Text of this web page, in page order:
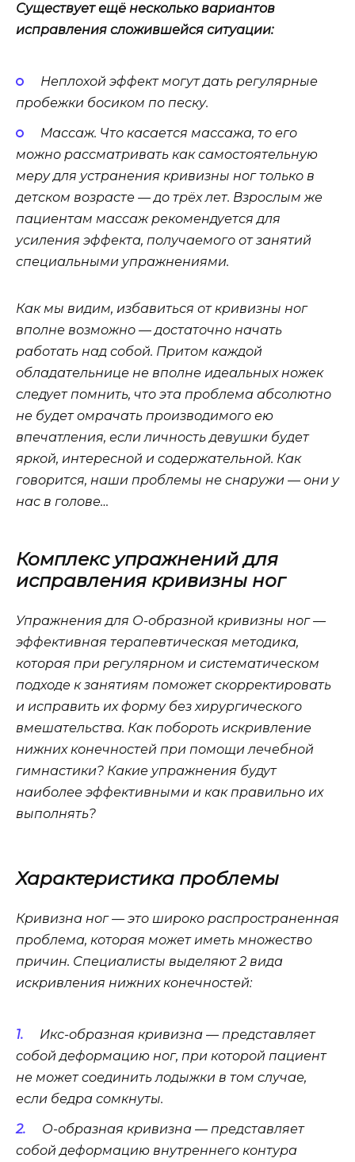
Существует ещё несколько вариантов
исправления сложившейся ситуации:
Неплохой эффект могут дать регулярные
пробежки босиком по песку.
Массаж. Что касается массажа, то его
можно рассматривать как самостоятельную
меру для устранения кривизны ног только в
детском возрасте — до трёх лет. Взрослым же
пациентам массаж рекомендуется для
усиления эффекта, получаемого от занятий
специальными упражнениями.
Как мы видим, избавиться от кривизны ног
вполне возможно — достаточно начать
работать над собой. Притом каждой
обладательнице не вполне идеальных ножек
следует помнить, что эта проблема абсолютно
не будет омрачать производимого ею
впечатления, если личность девушки будет
яркой, интересной и содержательной. Как
говорится, наши проблемы не снаружи — они у
нас в голове…
Комплекс упражнений для
исправления кривизны ног
Упражнения для О-образной кривизны ног —
эффективная терапевтическая методика,
которая при регулярном и систематическом
подходе к занятиям поможет скорректировать
и исправить их форму без хирургического
вмешательства. Как побороть искривление
нижних конечностей при помощи лечебной
гимнастики? Какие упражнения будут
наиболее эффективными и как правильно их
выполнять?
Характеристика проблемы
Кривизна ног — это широко распространенная
проблема, которая может иметь множество
причин. Специалисты выделяют 2 вида
искривления нижних конечностей:
Икс-образная кривизна — представляет
собой деформацию ног, при которой пациент
не может соединить лодыжки в том случае,
если бедра сомкнуты.
О-образная кривизна — представляет
собой деформацию внутреннего контура